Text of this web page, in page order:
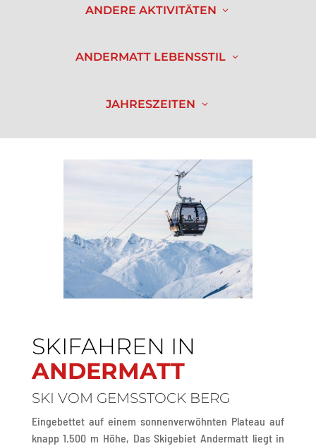
ANDERE AKTIVITÄTEN
ANDERMATT LEBENSSTIL
JAHRESZEITEN
SKIFAHREN IN
ANDERMATT
SKI VOM GEMSSTOCK BERG
Eingebettet auf einem sonnenverwöhnten Plateau auf
knapp 1.500 m Höhe, Das Skigebiet Andermatt liegt in